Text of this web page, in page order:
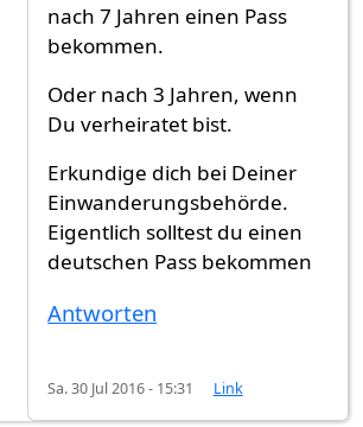
nach 7 Jahren einen Pass
bekommen.
Oder nach 3 Jahren, wenn
Du verheiratet bist.
Erkundige dich bei Deiner
Einwanderungsbehörde.
Eigentlich solltest du einen
deutschen Pass bekommen
Antworten
Sa. 30 Jul 2016 - 15:31 Link